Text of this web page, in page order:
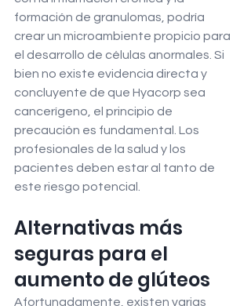
formación de granulomas, podría
crear un microambiente propicio para
el desarrollo de células anormales. Si
bien no existe evidencia directa y
concluyente de que Hyacorp sea
cancerígeno, el principio de
precaución es fundamental. Los
profesionales de la salud y los
pacientes deben estar al tanto de
este riesgo potencial.
Alternativas más
seguras para el
aumento de glúteos
Afortunadamente, existen varias